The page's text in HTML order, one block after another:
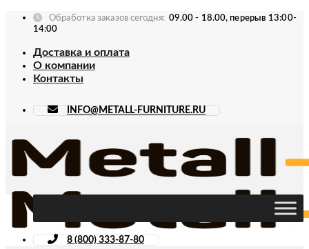
Skip
Обработка заказов сегодня: 09.00 - 18.00, перерыв 13:00-
14:00
Доставка и оплата
О компании
Контакты
INFO@METALL-FURNITURE.RU
8 (800) 333-87-80